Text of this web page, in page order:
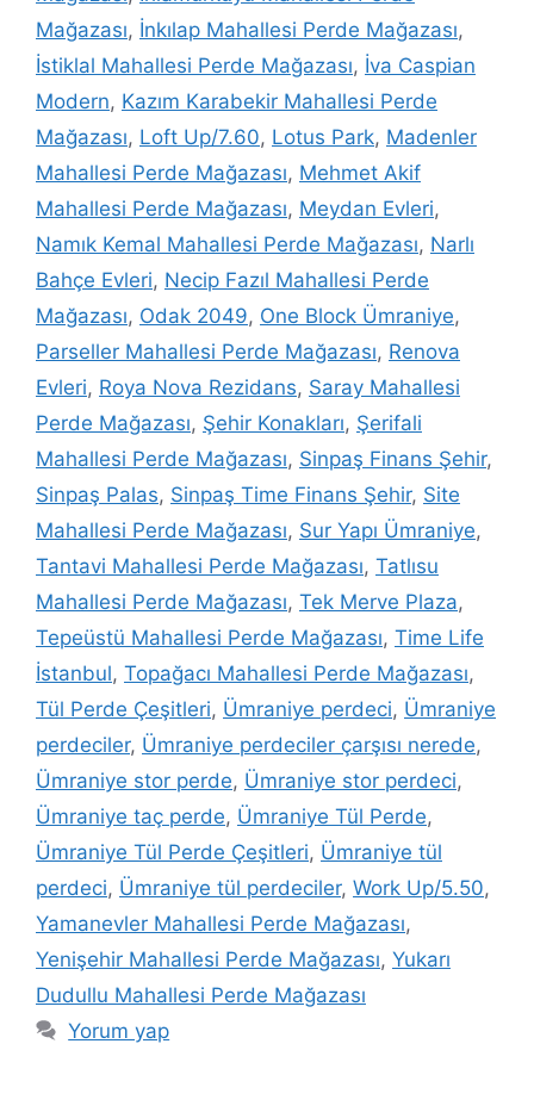
Mağazası, İnkılap Mahallesi Perde Mağazası,
İstiklal Mahallesi Perde Mağazası, İva Caspian
Modern, Kazım Karabekir Mahallesi Perde
Mağazası, Loft Up/7.60, Lotus Park, Madenler
Mahallesi Perde Mağazası, Mehmet Akif
Mahallesi Perde Mağazası, Meydan Evleri,
Namık Kemal Mahallesi Perde Mağazası, Narlı
Bahçe Evleri, Necip Fazıl Mahallesi Perde
Mağazası, Odak 2049, One Block Ümraniye,
Parseller Mahallesi Perde Mağazası, Renova
Evleri, Roya Nova Rezidans, Saray Mahallesi
Perde Mağazası, Şehir Konakları, Şerifali
Mahallesi Perde Mağazası, Sinpaş Finans Şehir,
Sinpaş Palas, Sinpaş Time Finans Şehir, Site
Mahallesi Perde Mağazası, Sur Yapı Ümraniye,
Tantavi Mahallesi Perde Mağazası, Tatlısu
Mahallesi Perde Mağazası, Tek Merve Plaza,
Tepeüstü Mahallesi Perde Mağazası, Time Life
İstanbul, Topağacı Mahallesi Perde Mağazası,
Tül Perde Çeşitleri, Ümraniye perdeci, Ümraniye
perdeciler, Ümraniye perdeciler çarşısı nerede,
Ümraniye stor perde, Ümraniye stor perdeci,
Ümraniye taç perde, Ümraniye Tül Perde,
Ümraniye Tül Perde Çeşitleri, Ümraniye tül
perdeci, Ümraniye tül perdeciler, Work Up/5.50,
Yamanevler Mahallesi Perde Mağazası,
Yenişehir Mahallesi Perde Mağazası, Yukarı
Dudullu Mahallesi Perde Mağazası
Yorum yap